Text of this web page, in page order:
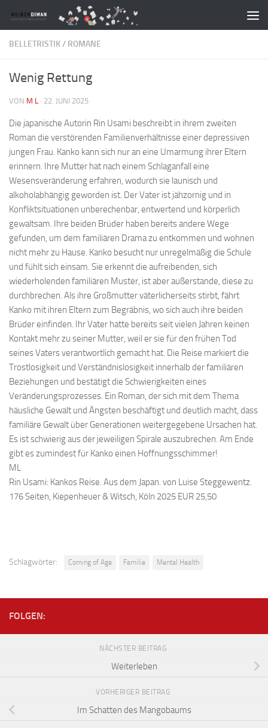
Zum Inhalt springen
BELLETRISTIK/ ROMANE
Wenig Rettung
VON M L · 22. JUNI 2025
Die japanische Autorin Rin Usami beschreibt in ihrem zweiten
Roman die verstörenden Familienverhältnisse einer depressiven
jungen Frau. Kanko kann sich nur an eine Umarmung ihrer Eltern
erinnern. Ihre Mutter hat nach einem Schlaganfall eine
Wesensveränderung erfahren, wodurch sie launisch und
alkoholabhängig geworden ist. Der Vater ist jähzornig und in
Konfliktsituationen unberechenbar, entwertend und körperlich
gewaltsam. Ihre beiden Brüder haben bereits andere Wege
gefunden, um dem familiären Drama zu entkommen und wohnen
nicht mehr zu Hause. Kanko besucht nur unregelmäßig die Schule
und fühlt sich einsam. Sie erkennt die aufreibenden, sich
wiederholenden familiären Muster, ist aber außerstande, diese zu
durchbrechen. Als ihre Großmutter väterlicherseits stirbt, fährt
Kanko mit ihren Eltern zum Begräbnis, wo sich auch ihre beiden
Brüder einfinden. Ihr Vater hatte bereits seit vielen Jahren keinen
Kontakt mehr zu seiner Mutter, weil er sie für den frühen Tod
seines Vaters verantwortlich gemacht hat. Die Reise markiert die
Trostlosigkeit und Verständnislosigkeit innerhalb der familiären
Beziehungen und bestätigt die Schwierigkeiten eines
Veränderungsprozesses. Ein Roman, der sich mit dem Thema
häusliche Gewalt und Ängsten beschäftigt und deutlich macht, dass
familiäre Gewalt über Generationen weitergegebene Ursachen hat.
Es ist schwierig aus der jeweiligen Spirale auszubrechen. Am Ende
gibt es zumindest für Kanko einen Hoffnungsschimmer!
ML
Rin Usami: Kankos Reise. Aus dem Japan. von Luise Steggewentz.
176 Seiten, Kiepenheuer & Witsch, Köln 2025 EUR 25,50
Schlagwörter: Coming of Age Familie Mental Health
FOLGEN:
NÄCHSTER BEITRAG
Weiterleben
VORHERIGER BEITRAG
Im Schatten des Mangobaums